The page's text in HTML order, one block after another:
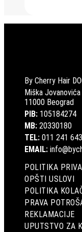
By Cherry Hair
Miška
11000 Beograd
PIB: 105184274
MB: 20330180
TEL: 011 241
EMAIL:
POLITIKA
OPŠTI USLOVI
POLITIKA
PRAVA
REKLAMACIJE
UPUTSTVO ZA